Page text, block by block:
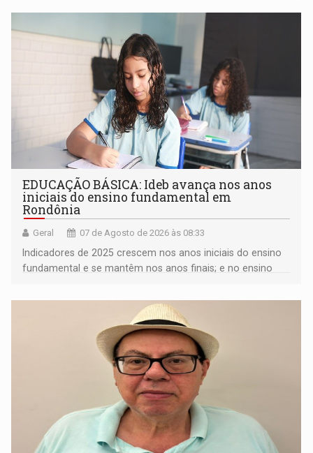
EDUCAÇÃO BÁSICA: Ideb avança nos anos
iniciais do ensino fundamental em
Rondônia
Geral 07 de Agosto de 2026 às 08:33
Indicadores de 2025 crescem nos anos iniciais do ensino
fundamental e se mantêm nos anos finais; e no ensino